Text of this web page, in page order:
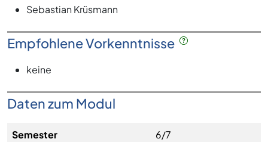
Sebastian Krüsmann
Empfohlene Vorkenntnisse
keine
Daten zum Modul
Semester
6/7